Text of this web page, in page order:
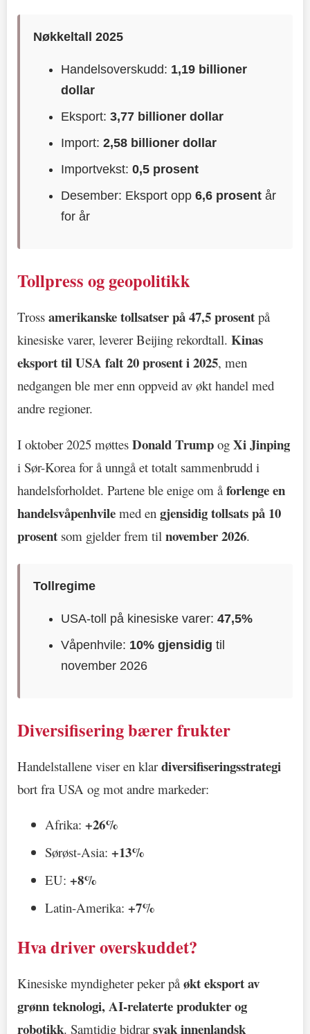
Nøkkeltall 2025
Handelsoverskudd: 1,19 billioner
dollar
Eksport:3,77 billioner dollar
Import:2,58 billioner dollar
Importvekst:0,5 prosent
Desember: Eksport opp6,6 prosent år
for år
Tollpress og geopolitikk
Tross amerikanske tollsatser på 47,5 prosent på
kinesiske varer, leverer Beijing rekordtall. Kinas
eksport til USA falt 20 prosent i 2025, men
nedgangen ble mer enn oppveid av økt handel med
andre regioner.
I oktober 2025 møttes Donald Trump og Xi Jinping
i Sør-Korea for å unngå et totalt sammenbrudd i
handelsforholdet. Partene ble enige om åforlenge en
handelsvåpenhvile med en gjensidig tollsats på 10
prosent som gjelder frem til november 2026.
Tollregime
USA-toll på kinesiske varer:47,5%
Våpenhvile: 10% gjensidig til
november 2026
Diversifisering bærer frukter
Handelstallene viser en klardiversifiseringsstrategi
bort fra USA og mot andre markeder:
Afrika: +26%
Sørøst-Asia: +13%
EU: +8%
Latin-Amerika: +7%
Hva driver overskuddet?
Kinesiske myndigheter peker påøkt eksport av
grønn teknologi, AI-relaterte produkter og
robotikk. Samtidig bidrarsvak innenlandsk